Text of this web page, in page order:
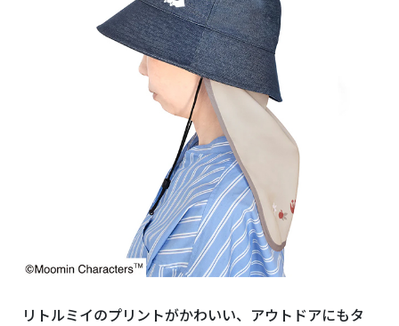
リトルミイのプリントがかわいい、アウトドアにもタ